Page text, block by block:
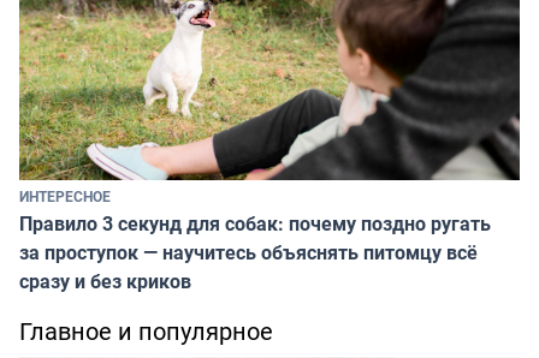
ИНТЕРЕСНОЕ
Правило 3 секунд для собак: почему поздно ругать
за проступок — научитесь объяснять питомцу всё
сразу и без криков
Главное и популярное